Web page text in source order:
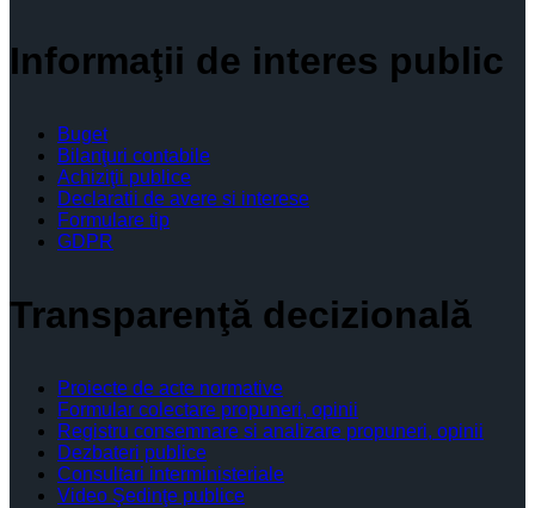
Informaţii de interes public
Buget
Bilanţuri contabile
Achiziţii publice
Declaratii de avere si interese
Formulare tip
GDPR
Transparenţă decizională
Proiecte de acte normative
Formular colectare propuneri, opinii
Registru consemnare si analizare propuneri, opinii
Dezbateri publice
Consultari interministeriale
Video Şedinţe publice